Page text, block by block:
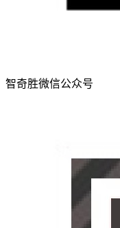
智奇胜微信公众号